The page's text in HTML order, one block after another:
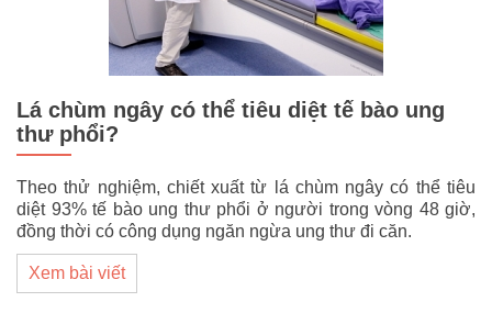
Lá chùm ngây có thể tiêu diệt tế bào ung
thư phổi?
Theo thử nghiệm, chiết xuất từ lá chùm ngây có thể tiêu
diệt 93% tế bào ung thư phổi ở người trong vòng 48 giờ,
đồng thời có công dụng ngăn ngừa ung thư đi căn.
Xem bài viết